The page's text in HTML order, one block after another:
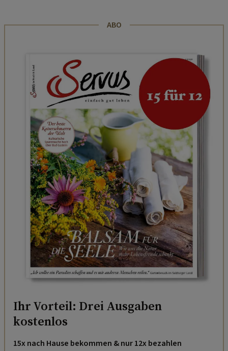
ABO
Ihr Vorteil: Drei Ausgaben
kostenlos
15x nach Hause bekommen & nur 12x bezahlen